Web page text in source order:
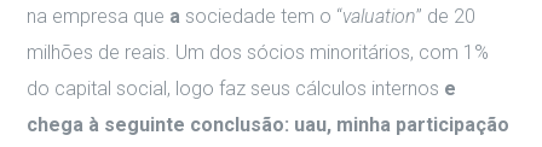
na empresa que a sociedade tem o “valuation” de 20
milhões de reais. Um dos sócios minoritários, com 1%
do capital social, logo faz seus cálculos internos e
chega à seguinte conclusão: uau, minha participação